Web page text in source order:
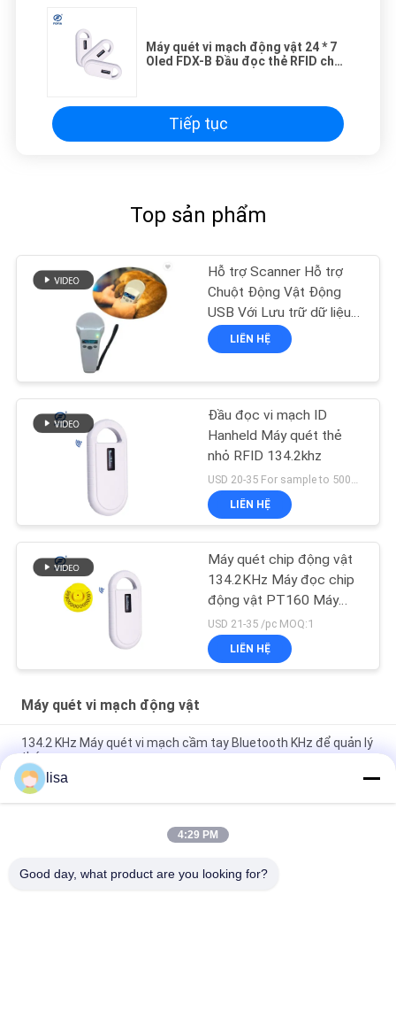
Máy quét vi mạch động vật 24 * 7
Oled FDX-B Đầu đọc thẻ RFID cho
Tiếp tục
Top sản phẩm
Hỗ trợ Scanner Hỗ trợ
Chuột Động Vật Động
USB Với Lưu trữ dữ liệu
1000 Records
LIÊN HỆ
Đầu đọc vi mạch ID
Hanheld Máy quét thẻ
nhỏ RFID 134.2khz
USD 20-35 For sample to 500pcs MOQ:1 cái
LIÊN HỆ
Máy quét chip động vật
134.2KHz Máy đọc chip
động vật PT160 Máy
quét chip chó
USD 21-35 /pc MOQ:1
LIÊN HỆ
Máy quét vi mạch động vật
134.2 KHz Máy quét vi mạch cầm tay Bluetooth KHz để quản lý
thú cưng
RFID Reader For Animal ID chip động vật PT290 UHF máy quét
microchip động vật
Đầu đọc thẻ tai RFID tầm xa PT290 Chống nước IP66 134.2KHz
lisa
4:29 PM
Good day, what product are you looking for?